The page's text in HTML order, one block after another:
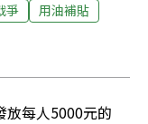
爭 用油補貼
放每人5000元的